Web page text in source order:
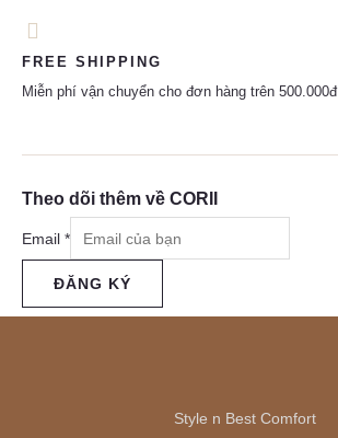
FREE SHIPPING
Miễn phí vận chuyển cho đơn hàng trên 500.000đ
Theo dõi thêm về CORII
Email *
ĐĂNG KÝ
Style n Best Comfort